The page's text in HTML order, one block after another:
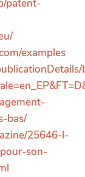
patent-
examples
bas/
25646-l-
son-